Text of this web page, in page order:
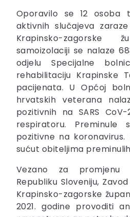
Oporavilo se 12
aktivnih slučajeva
Krapinsko-zagorske
samoizolaciji se nalaze
odjelu Specijalne
rehabilitaciju Krapinske
pacijenata. U Općoj
hrvatskih veterana
pozitivnih na SARS
respiratoru.
pozitivne na koronavirus.
sućut obiteljima
Vezano za promjenu
Republiku Sloveniju,
Krapinsko-zagorske
2021. godine provoditi